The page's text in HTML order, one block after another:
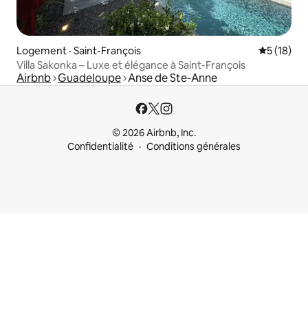
Logement · Saint-François Note
5 (18)
Villa Sakonka – Luxe et élégance à Saint-François
Airbnb Guadeloupe Anse de Ste-Anne
© 2026 Airbnb, Inc.
Confidentialité
Conditions générales